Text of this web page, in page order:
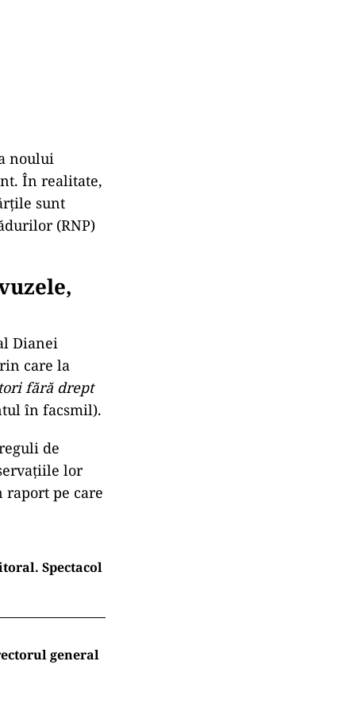
noului
În realitate,
sunt
(RNP)
Dianei
care la
fără drept
în facsmil).
de
lor
pe care
Spectacol
general